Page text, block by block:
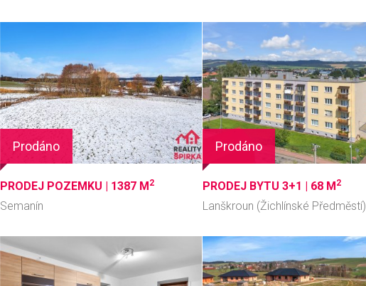
Prodáno
PRODEJ POZEMKU | 1387 M2
Semanín
Prodáno
PRODEJ BYTU 3+1 | 68 M2
Lanškroun (Žichlínské Předměstí)